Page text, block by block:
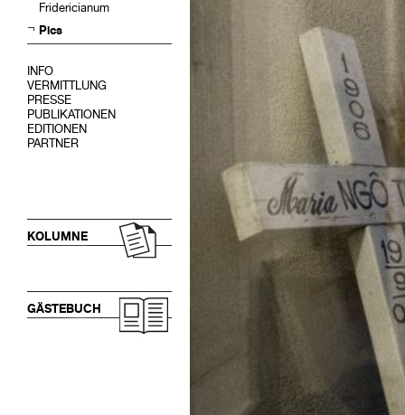
Fridericianum
Pics
INFO
VERMITTLUNG
PRESSE
PUBLIKATIONEN
EDITIONEN
PARTNER
KOLUMNE
GÄSTEBUCH